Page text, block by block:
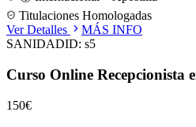
Titulaciones Homologadas
Ver Detalles
MÁS INFO
SANIDADID: s5
Curso Online Recepcionista
150€